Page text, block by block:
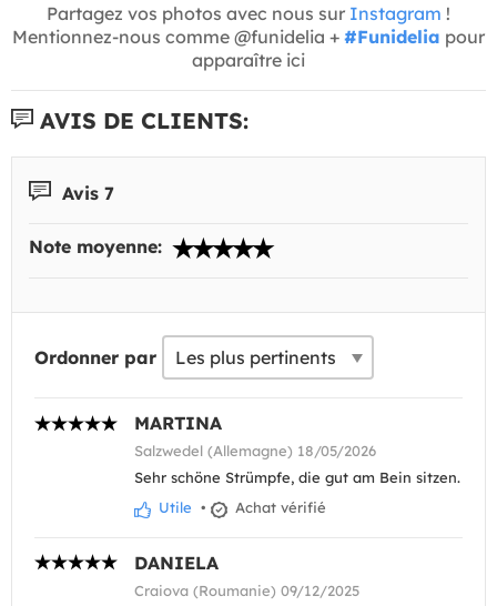
Partagez vos photos avec nous sur Instagram !
Mentionnez-nous comme @funidelia + #Funidelia pour
apparaître ici
AVIS DE CLIENTS:
Avis 7
Note moyenne:
Ordonner par
MARTINA
Salzwedel (Allemagne) 18/05/2026
Sehr schöne Strümpfe, die gut am Bein sitzen.
Utile • Achat vérifié
DANIELA
Craiova (Roumanie) 09/12/2025